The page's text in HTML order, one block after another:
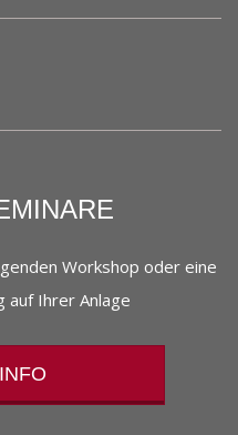
Workshop oder eine
auf Ihrer Anlage